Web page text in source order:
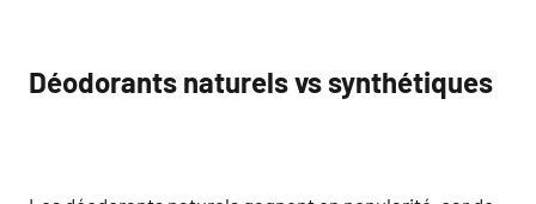
Déodorants naturels vs synthétiques